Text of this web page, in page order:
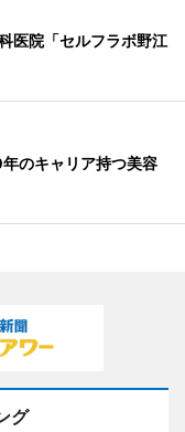
医院「セルフラボ野江
のキャリア持つ美容
グ